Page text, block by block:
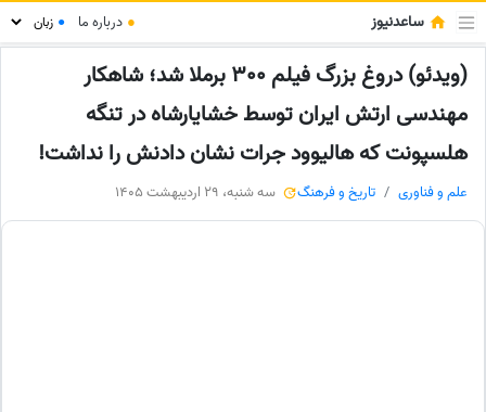
ساعدنیوز ● درباره ما ●
(ویدئو) دروغ بزرگ فیلم 300 برملا شد؛ شاهکار
مهندسی ارتش ایران توسط خشایارشاه در تنگه
هلسپونت که هالیوود جرات نشان دادنش را نداشت!
علم و فناوری تاریخ و فرهنگ سه شنبه، 29 اردیبهشت 1405